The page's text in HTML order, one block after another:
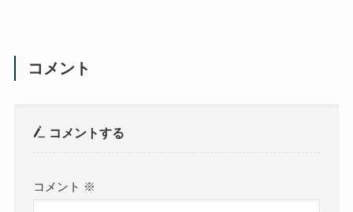
コメント
コメントする
コメント ※